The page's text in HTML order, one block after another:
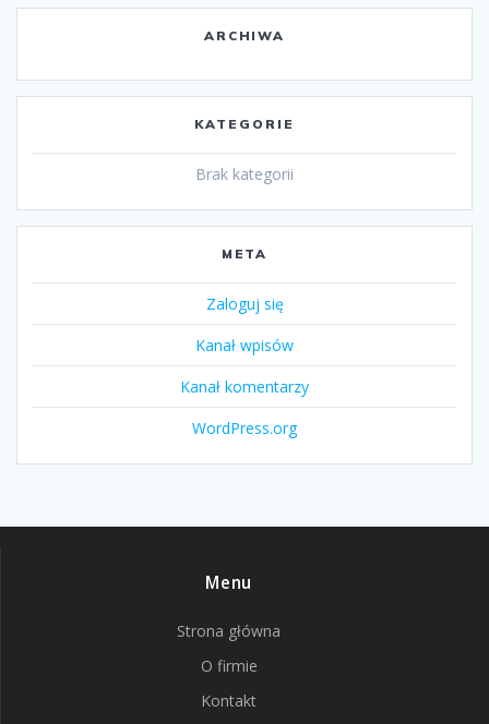
ARCHIWA
KATEGORIE
Brak kategorii
META
Zaloguj się
Kanał wpisów
Kanał komentarzy
WordPress.org
Menu
Strona główna
O firmie
Kontakt